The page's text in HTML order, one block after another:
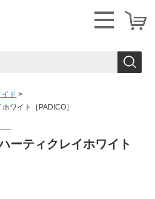
イド
ワイト［PADICO］
ーティクレイホワイト